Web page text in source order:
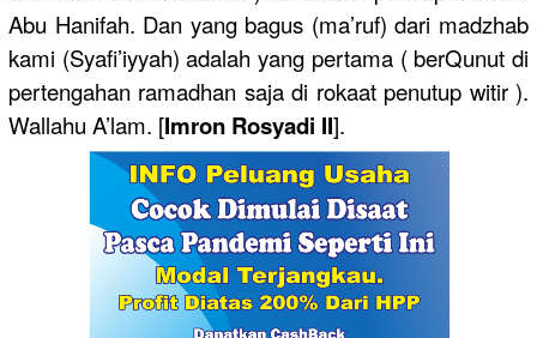
Abu Hanifah. Dan yang bagus (ma’ruf) dari madzhab
kami (Syafi’iyyah) adalah yang pertama ( berQunut di
pertengahan ramadhan saja di rokaat penutup witir ).
Wallahu A’lam. [Imron Rosyadi II].